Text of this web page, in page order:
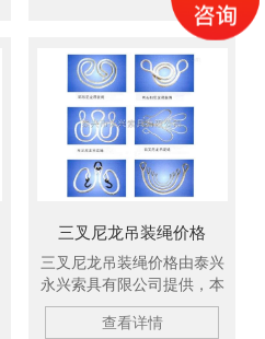
等产品，现货供应，欢迎新
三叉尼龙吊装绳价格
三叉尼龙吊装绳价格由泰兴
永兴索具有限公司提供，本
公司定制卷板吊钩，吊带，
钢丝绳，美国杜邦丝引纸绳
查看详情